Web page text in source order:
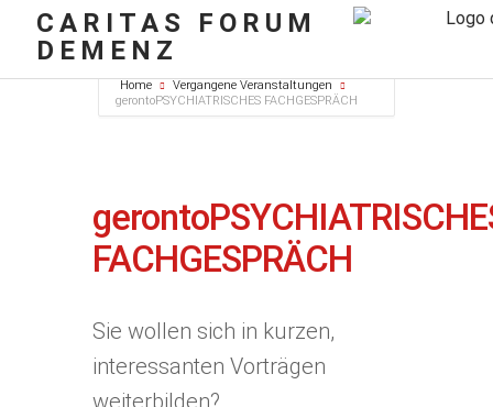
CARITAS FORUM
DEMENZ
Home
Vergangene Veranstaltungen
gerontoPSYCHIATRISCHES FACHGESPRÄCH
FACHGESPRÄCH
Sie wollen sich in kurzen,
interessanten Vorträgen
weiterbilden?